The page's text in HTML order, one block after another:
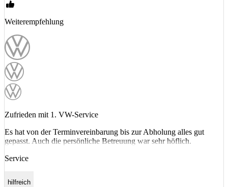
Weiterempfehlung
Zufrieden mit 1. VW-Service
Es hat von der Terminvereinbarung bis zur Abholung alles gut
gepasst. Auch die persönliche Betreuung war sehr höflich.
Service
hilfreich